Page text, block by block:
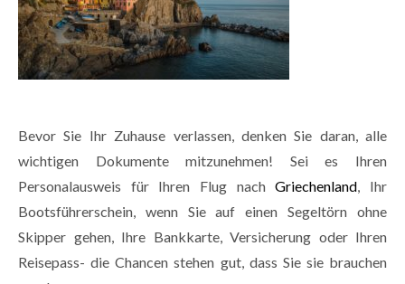
Bevor Sie Ihr Zuhause verlassen, denken Sie daran, alle
wichtigen Dokumente mitzunehmen! Sei es Ihren
Personalausweis für Ihren Flug nachGriechenland, Ihr
Bootsführerschein, wenn Sie auf einen Segeltörn ohne
Skipper gehen, Ihre Bankkarte, Versicherung oder Ihren
Reisepass- die Chancen stehen gut, dass Sie sie brauchen